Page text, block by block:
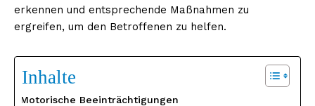
erkennen und entsprechende Maßnahmen zu
ergreifen, um den Betroffenen zu helfen.
Inhalte
Motorische Beeinträchtigungen